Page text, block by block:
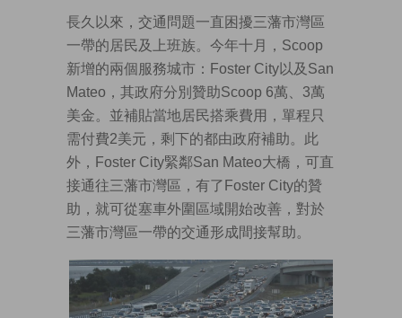
長久以來，交通問題一直困擾三藩市灣區
一帶的居民及上班族。今年十月，Scoop
新增的兩個服務城市：Foster City以及San
Mateo，其政府分別贊助Scoop 6萬、3萬
美金。並補貼當地居民搭乘費用，單程只
需付費2美元，剩下的都由政府補助。此
外，Foster City緊鄰San Mateo大橋，可直
接通往三藩市灣區，有了Foster City的贊
助，就可從塞車外圍區域開始改善，對於
三藩市灣區一帶的交通形成間接幫助。